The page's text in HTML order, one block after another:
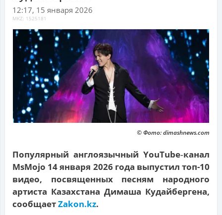
12:17, 15 января 2026
MKZ: 1525181
© Фото: dimashnews.com
Популярный англоязычный YouTube‑канал
MsMojo 14 января 2026 года выпустил топ-10
видео, посвященных песням народного
артиста Казахстана Димаша Кудайбергена,
сообщаетZakon.kz.